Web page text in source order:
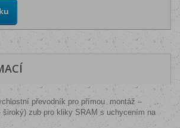
převodník pro přímou montáž –
široký) zub pro kliky SRAM s uchycením na